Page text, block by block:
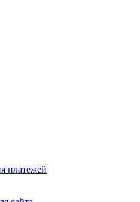
ставок